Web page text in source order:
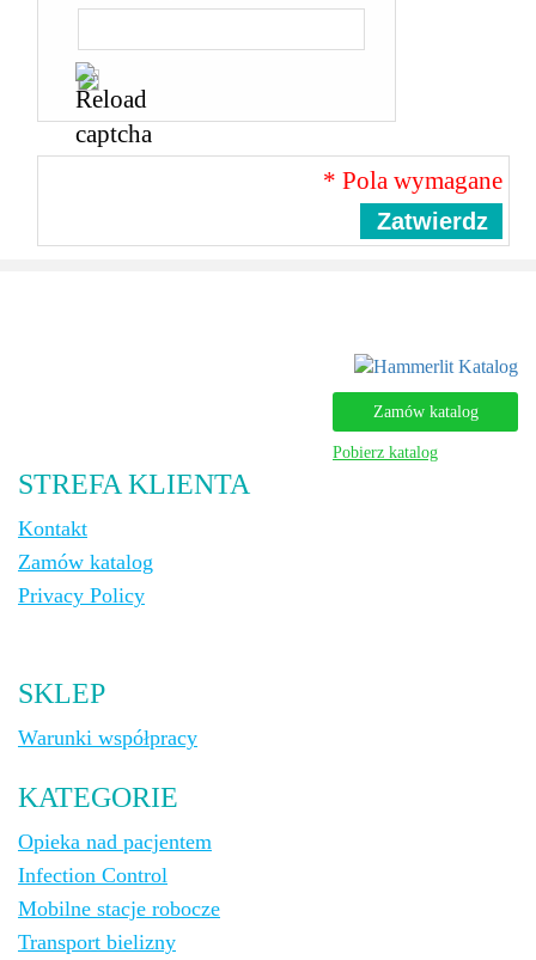
* Pola wymagane
Zatwierdz
Zamów katalog
Pobierz katalog
STREFA KLIENTA
Kontakt
Zamów katalog
Privacy Policy
SKLEP
Warunki współpracy
KATEGORIE
Opieka nad pacjentem
Infection Control
Mobilne stacje robocze
Transport bielizny